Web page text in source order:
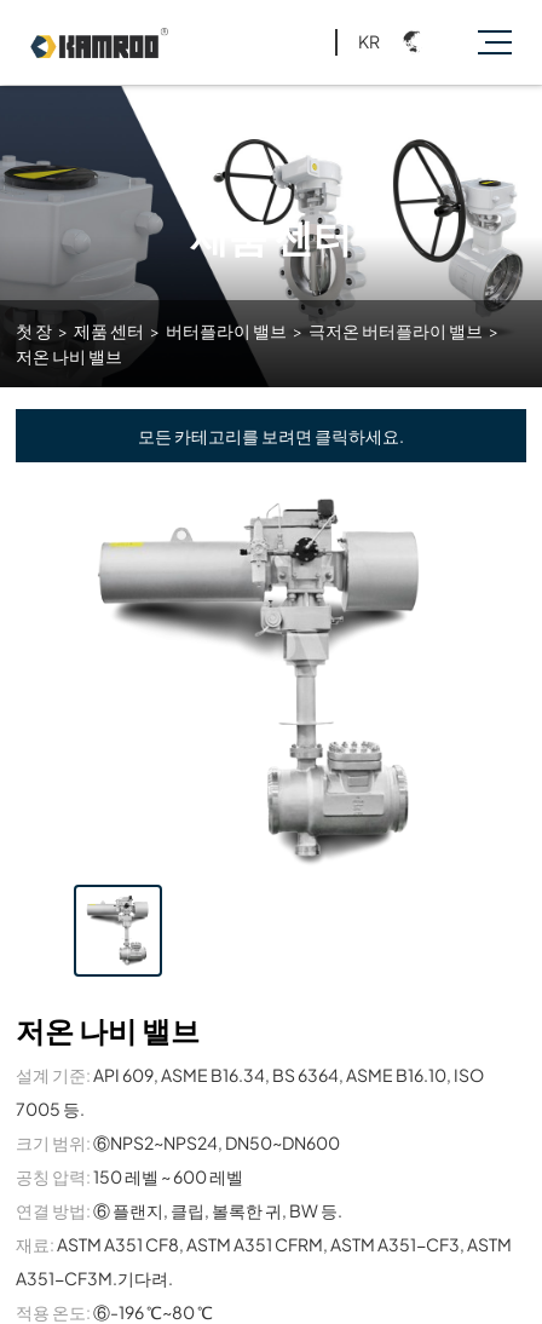
KR
제품 센터
첫 장 > 제품 센터 > 버터플라이 밸브 > 극저온 버터플라이 밸브 >
저온 나비 밸브
모든 카테고리를 보려면 클릭하세요.
저온 나비 밸브
설계 기준: API 609, ASME B16.34, BS 6364, ASME B16.10, ISO
7005 등.
크기 범위:⑥NPS2~NPS24, DN50~DN600
공칭 압력:150 레벨 ~ 600 레벨
연결 방법:⑥ 플랜지, 클립, 볼록한 귀, BW 등.
재료: ASTM A351 CF8, ASTM A351 CFRM, ASTM A351-CF3, ASTM
A351-CF3M.기다려.
적용 온도:⑥-196 ℃~80 ℃